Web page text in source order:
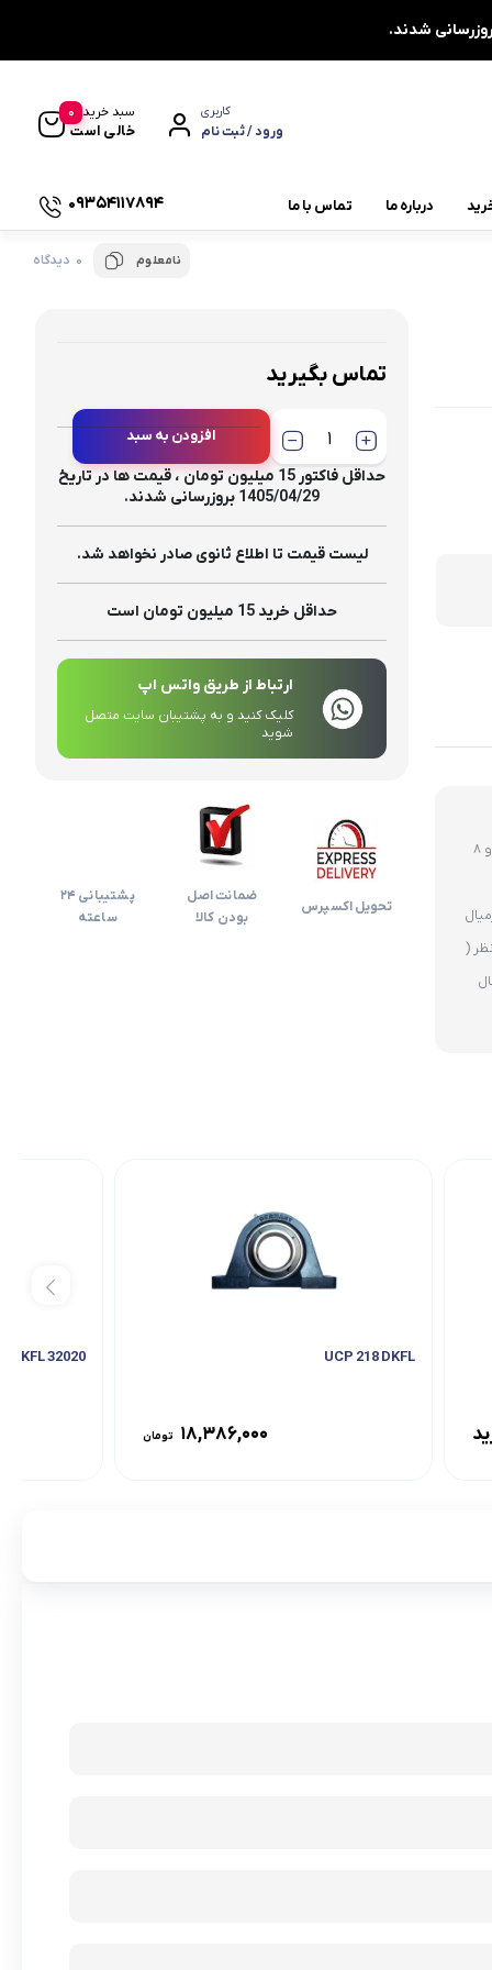
کاربری
ورود / ثبت نام
سبد خرید
خالی است
0
یاتاقان صنعتی
چاکنت
درباره ما تماس با ما 09354117894
نامعلوم 0 دیدگاه
روز های غیر تعطیل ارسال ساعت 12 ظهر و 8
(
تماس بگیرید
افزودن به سبد
توجه : تک فروشی نداریم ،
حداقل فاکتور 15 میلیون تومان ، قیمت ها در تاریخ
1405/04/29 بروزرسانی شدند.
لیست قیمت تا اطلاع ثانوی صادر نخواهد شد.
حداقل خرید 15 میلیون تومان است
ارتباط از طریق واتس اپ
کلیک کنید و به پشتیبان سایت متصل
شوید
تحویل اکسپرس
ضمانت اصل
بودن کالا
پشتیبانی 24
ساعته
UCP 218 DKFL
۱۸,۳۸۶,۰۰۰ تومان
32020 DKFL